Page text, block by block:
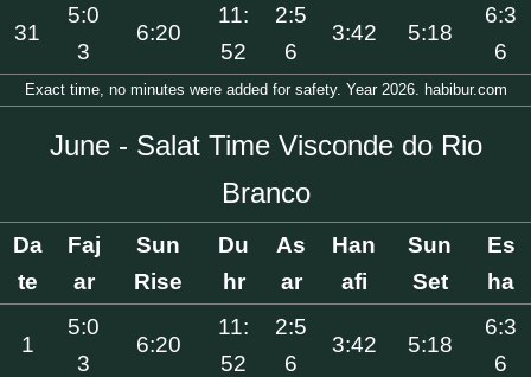
31
5:0
3
6:20
11:
52
2:5
6
3:42 5:18
6:3
6
Exact time, no minutes were added for safety. Year 2026. habibur.com
June - Salat Time Visconde do Rio
Branco
Da
te
Faj
ar
Sun
Rise
Du
hr
As
ar
Han
afi
Sun
Set
Es
ha
1
5:0
3
6:20
11:
52
2:5
6
3:42 5:18
6:3
6